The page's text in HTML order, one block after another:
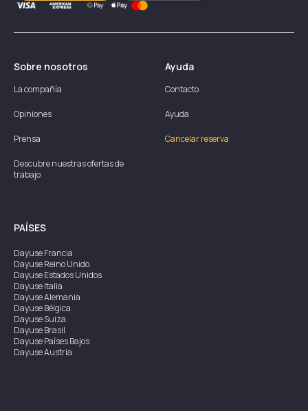
Sobre nosotros
La compañía
Opiniones
Prensa
Descubre nuestras ofertas de
trabajo
Ayuda
Contacto
Ayuda
Cancelar reserva
PAÍSES
DayuseFrancia
DayuseReino Unido
DayuseEstados Unidos
DayuseItalia
DayuseAlemania
DayuseBélgica
DayuseSuiza
DayuseBrasil
DayusePaíses Bajos
DayuseAustria